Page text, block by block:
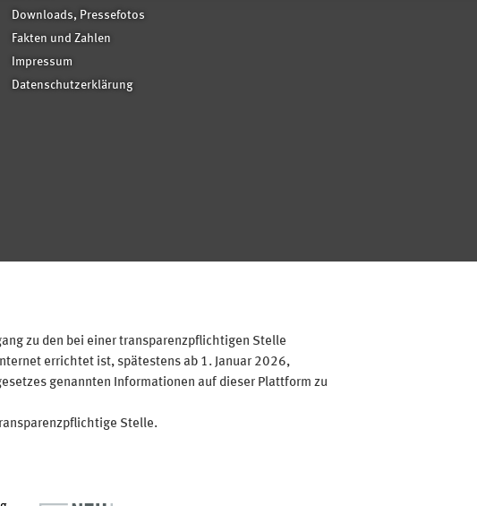
Downloads, Pressefotos
Fakten und Zahlen
Impressum
Datenschutzerklärung
zu den bei einer transparenzpflichtigen Stelle
errichtet ist, spätestens ab 1. Januar 2026,
genannten Informationen auf dieser Plattform zu
Stelle.